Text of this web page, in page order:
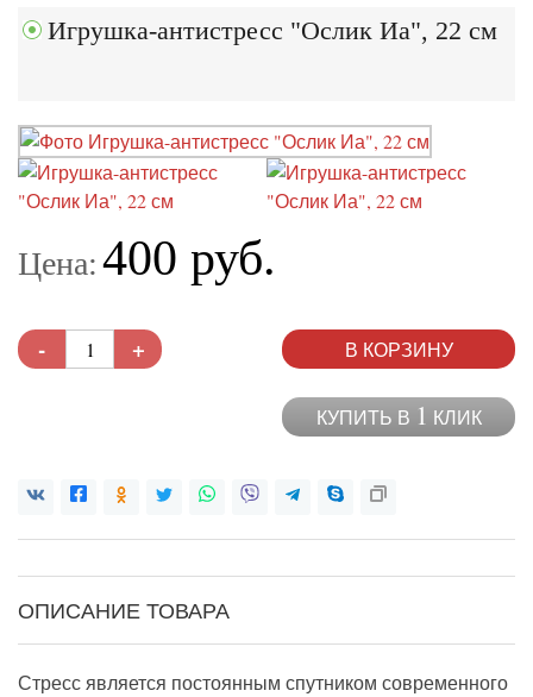
Игрушка-антистресс "Ослик Иа", 22 см
Цена:400 руб.
- + В КОРЗИНУ
КУПИТЬ В 1 КЛИК
ОПИСАНИЕ ТОВАРА
Стресс является постоянным спутником современного